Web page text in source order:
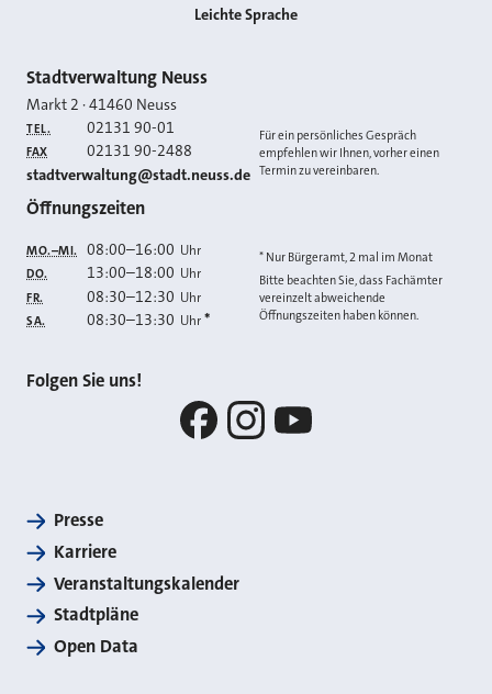
Leichte Sprache
Kontakt
Stadtverwaltung Neuss
Markt 2 ·41460 Neuss
TEL. 02131 90-01
FAX 02131 90-2488
E-MAIL
stadtverwaltung@stadt.neuss.de
Für ein persönliches Gespräch
empfehlen wir Ihnen, vorher einen
Termin zu vereinbaren.
Öffnungszeiten
MO.–MI. 08:00–16:00 Uhr
DO. 13:00–18:00 Uhr
FR. 08:30–12:30 Uhr
SA. 08:30–13:30 Uhr *
* Nur Bürgeramt, 2 mal im Monat
Bitte beachten Sie, dass Fachämter
vereinzelt abweichende
Öffnungszeiten haben können.
Folgen Sie uns!
Presse
Karriere
Veranstaltungskalender
Stadtpläne
Open Data